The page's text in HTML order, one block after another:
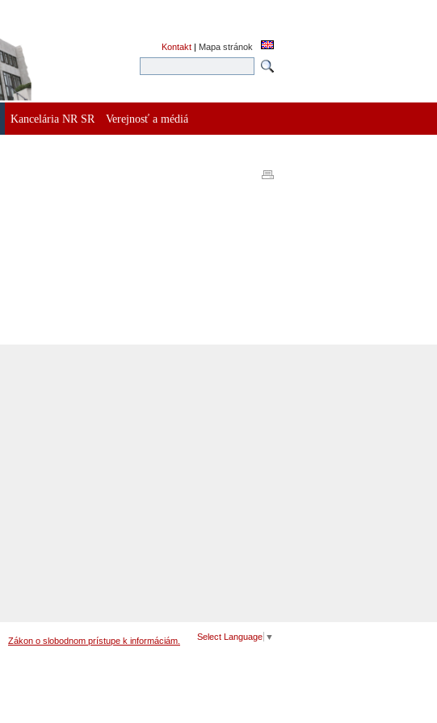
Kontakt | Mapa stránok
Kancelária NR SR Verejnosť a médiá
Select Language ▼
Zákon o slobodnom prístupe k informáciám.